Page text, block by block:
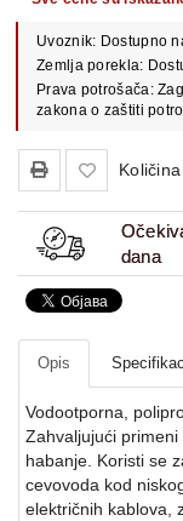
POŠALJITE
UPIT
Uvoznik: Dostupno
Zemlja porekla:
Prava potrošača:
zakona o zaštiti
Količina
dana
Opis
Vodootporna,
Zahvaljujući
habanje. Koristi se
cevovoda kod
električnih kablova,